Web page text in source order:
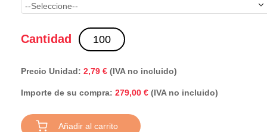
Cantidad
Precio Unidad: 2,79 € (IVA no incluido)
Importe de su compra: 279,00 € (IVA no incluido)
Añadir al carrito